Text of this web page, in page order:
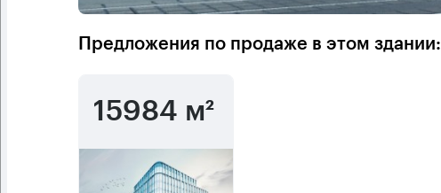
Предложения по продаже в этом здании:
15984 м²